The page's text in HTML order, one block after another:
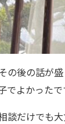
後の話が
よかったで
談だけでも